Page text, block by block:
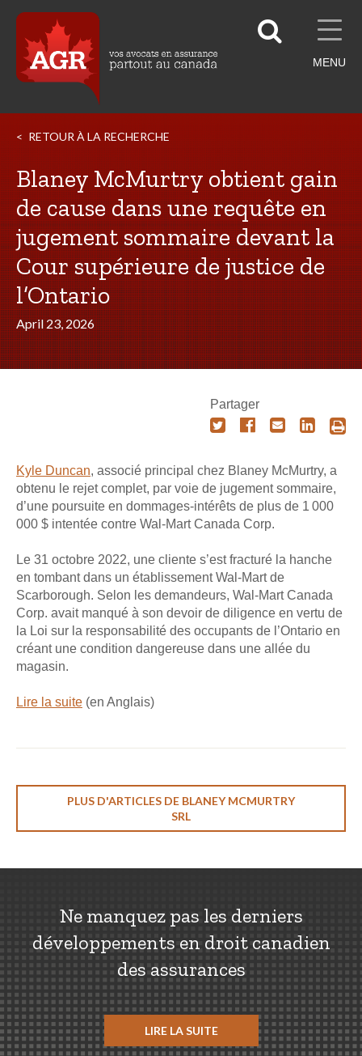
MENU
RETOUR À LA RECHERCHE
Blaney McMurtry obtient gain
de cause dans une requête en
jugement sommaire devant la
Cour supérieure de justice de
l’Ontario
April 23, 2026
Partager
Kyle Duncan, associé principal chez Blaney McMurtry, a
obtenu le rejet complet, par voie de jugement sommaire,
d’une poursuite en dommages-intérêts de plus de 1 000
000 $ intentée contre Wal-Mart Canada Corp.
Le 31 octobre 2022, une cliente s’est fracturé la hanche
en tombant dans un établissement Wal-Mart de
Scarborough. Selon les demandeurs, Wal-Mart Canada
Corp. avait manqué à son devoir de diligence en vertu de
la Loi sur la responsabilité des occupants de l’Ontario en
créant une condition dangereuse dans une allée du
magasin.
Lire la suite (en Anglais)
PLUS D'ARTICLES DE BLANEY MCMURTRY
SRL
Ne manquez pas les derniers
développements en droit canadien
des assurances
LIRE LA SUITE